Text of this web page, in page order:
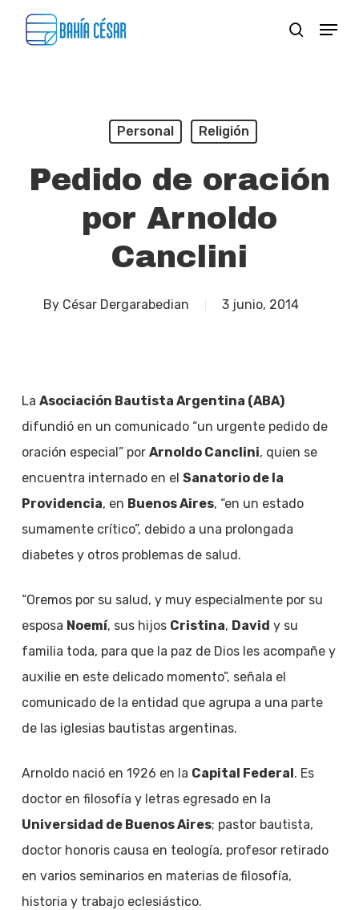
search
Menu
Personal Religión
Pedido de oración
por Arnoldo
Canclini
By César Dergarabedian 3 junio, 2014
La Asociación Bautista Argentina (ABA)
difundió en un comunicado “un urgente pedido de
oración especial” por Arnoldo Canclini, quien se
encuentra internado en el Sanatorio de la
Providencia, en Buenos Aires, “en un estado
sumamente crítico”, debido a una prolongada
diabetes y otros problemas de salud.
“Oremos por su salud, y muy especialmente por su
esposa Noemí, sus hijos Cristina, David y su
familia toda, para que la paz de Dios les acompañe y
auxilie en este delicado momento”, señala el
comunicado de la entidad que agrupa a una parte
de las iglesias bautistas argentinas.
Arnoldo nació en 1926 en la Capital Federal. Es
doctor en filosofía y letras egresado en la
Universidad de Buenos Aires; pastor bautista,
doctor honoris causa en teología, profesor retirado
en varios seminarios en materias de filosofía,
historia y trabajo eclesiástico.